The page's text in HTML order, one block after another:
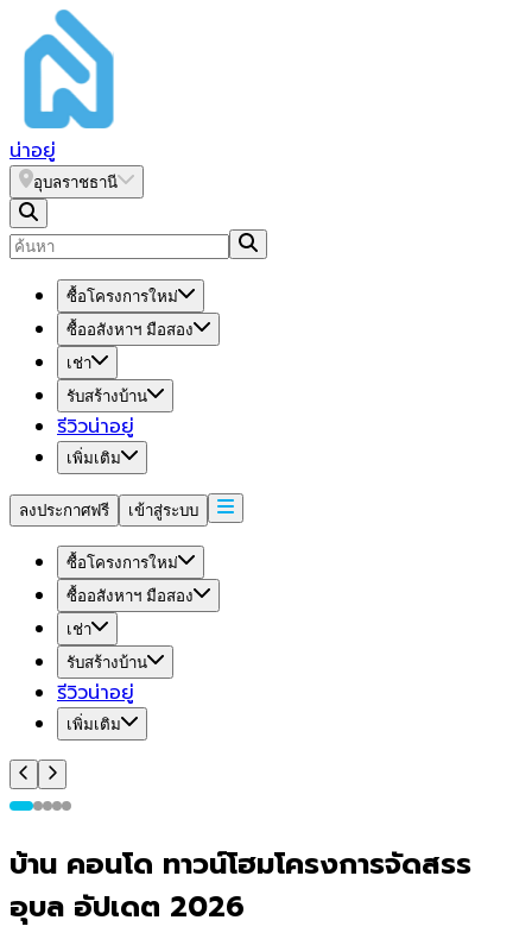
น่าอยู่
อุบลราชธานี
ซื้อโครงการใหม่
ซื้ออสังหาฯ มือสอง
เช่า
รับสร้างบ้าน
รีวิวน่าอยู่
เพิ่มเติม
ลงประกาศฟรี เข้าสู่ระบบ
ซื้อโครงการใหม่
ซื้ออสังหาฯ มือสอง
เช่า
รับสร้างบ้าน
รีวิวน่าอยู่
เพิ่มเติม
บ้าน คอนโด ทาวน์โฮมโครงการจัดสรร
อุบล อัปเดต 2026